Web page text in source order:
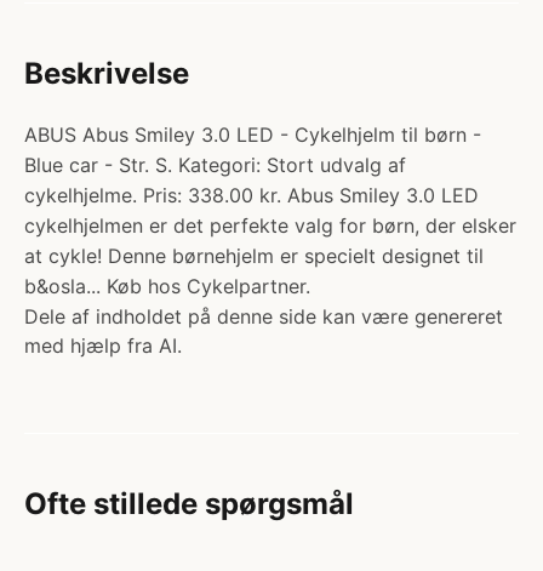
Beskrivelse
ABUS Abus Smiley 3.0 LED - Cykelhjelm til børn -
Blue car - Str. S. Kategori: Stort udvalg af
cykelhjelme. Pris: 338.00 kr. Abus Smiley 3.0 LED
cykelhjelmen er det perfekte valg for børn, der elsker
at cykle! Denne børnehjelm er specielt designet til
b&osla... Køb hos Cykelpartner.
Dele af indholdet på denne side kan være genereret
med hjælp fra AI.
Ofte stillede spørgsmål